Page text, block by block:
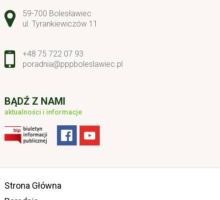
Adres pocztowy:
59-700 Bolesławiec
ul. Tyrankiewiczów 11
+48 75 722 07 93
poradnia@pppboleslawiec.pl
BĄDŹ Z NAMI
aktualności i informacje
Strona Główna